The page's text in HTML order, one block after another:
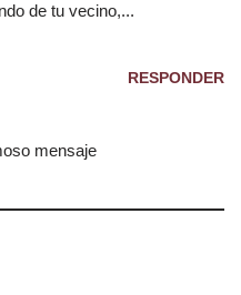
de tu vecino,...
RESPONDER
mensaje